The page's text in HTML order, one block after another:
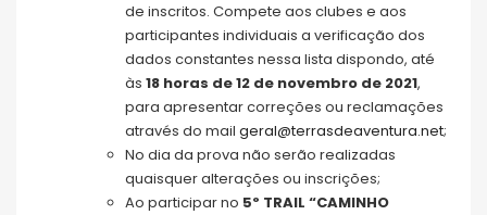
de inscritos. Compete aos clubes e aos
participantes individuais a verificação dos
dados constantes nessa lista dispondo, até
às 18 horas de 12 de novembro de 2021,
para apresentar correções ou reclamações
através do mail geral@terrasdeaventura.net;
No dia da prova não serão realizadas
quaisquer alterações ou inscrições;
Ao participar no 5º TRAIL “CAMINHO